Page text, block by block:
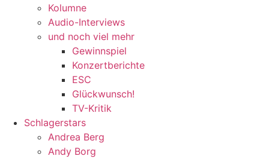
Kolumne
Audio-Interviews
und noch viel mehr
Gewinnspiel
Konzertberichte
ESC
Glückwunsch!
TV-Kritik
Schlagerstars
Andrea Berg
Andy Borg